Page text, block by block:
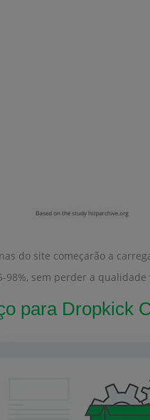
do site começarão a
sem perder a qualidade
para Dropkick